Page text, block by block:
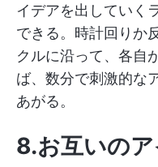
イデアを出していく
できる。時計回りか
クルに沿って、各自
ば、数分で刺激的な
あがる。
8.お互いの